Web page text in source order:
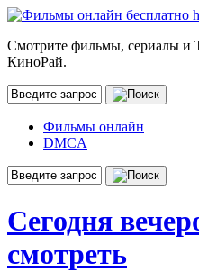
Смотрите фильмы, сериалы и
КиноРай.
Фильмы онлайн
DMCA
Сегодня
смотреть